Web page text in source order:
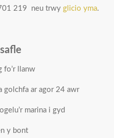
219 neu trwy glicio yma.
fo’r llanw
golchfa ar agor 24 awr
marina i gyd
y bont